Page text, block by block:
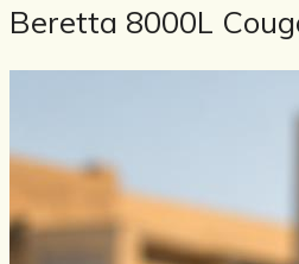
Beretta 8000L